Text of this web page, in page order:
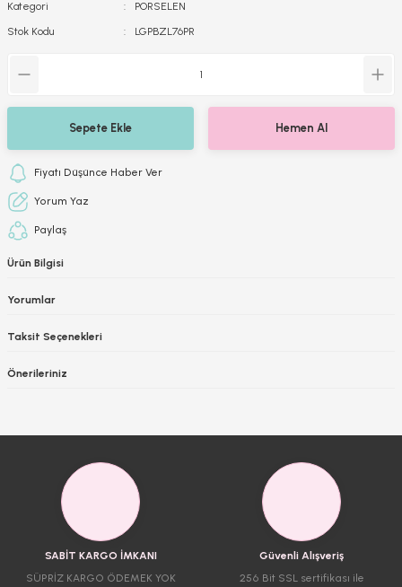
Kategori
PORSELEN
Stok Kodu
LGPBZL76PR
Sepete Ekle Hemen Al
Fiyatı Düşünce Haber Ver
Yorum Yaz
Paylaş
Ürün Bilgisi
Yorumlar
Taksit Seçenekleri
Önerileriniz
SABİT KARGO İMKANI
SÜPRİZ KARGO ÖDEMEK YOK
Güvenli Alışveriş
256 Bit SSL sertifikası ile